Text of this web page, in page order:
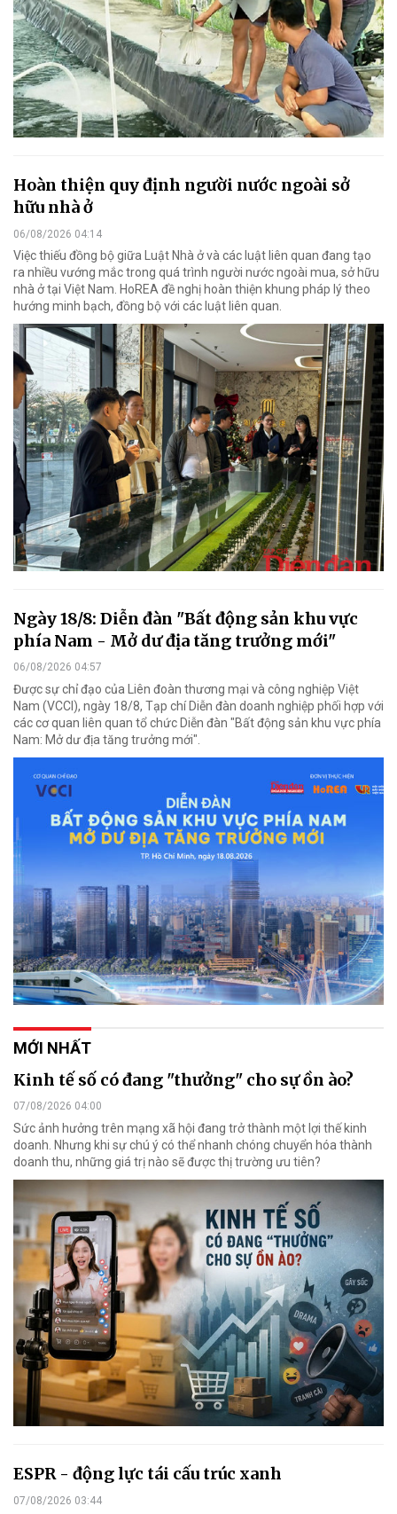
Hoàn thiện quy định người nước ngoài sở
hữu nhà ở
06/08/2026 04:14
Việc thiếu đồng bộ giữa Luật Nhà ở và các luật liên quan đang tạo
ra nhiều vướng mắc trong quá trình người nước ngoài mua, sở hữu
nhà ở tại Việt Nam. HoREA đề nghị hoàn thiện khung pháp lý theo
hướng minh bạch, đồng bộ với các luật liên quan.
Ngày 18/8: Diễn đàn "Bất động sản khu vực
phía Nam - Mở dư địa tăng trưởng mới"
06/08/2026 04:57
Được sự chỉ đạo của Liên đoàn thương mại và công nghiệp Việt
Nam (VCCI), ngày 18/8, Tạp chí Diễn đàn doanh nghiệp phối hợp với
các cơ quan liên quan tổ chức Diễn đàn "Bất động sản khu vực phía
Nam: Mở dư địa tăng trưởng mới".
MỚI NHẤT
Kinh tế số có đang "thưởng" cho sự ồn ào?
07/08/2026 04:00
Sức ảnh hưởng trên mạng xã hội đang trở thành một lợi thế kinh
doanh. Nhưng khi sự chú ý có thể nhanh chóng chuyển hóa thành
doanh thu, những giá trị nào sẽ được thị trường ưu tiên?
ESPR - động lực tái cấu trúc xanh
07/08/2026 03:44